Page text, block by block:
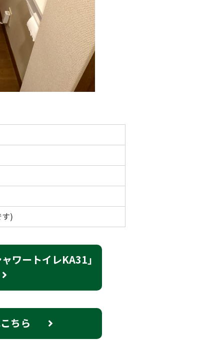
す)
ワートイレKA31」
ちら